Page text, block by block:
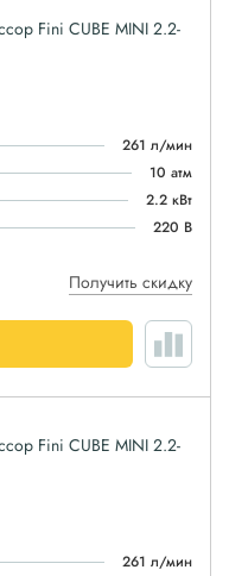
Fini CUBE MINI 2.2-
261 л/мин
10 атм
2.2 кВт
220 В
Получить скидку
Fini CUBE MINI 2.2-
261 л/мин